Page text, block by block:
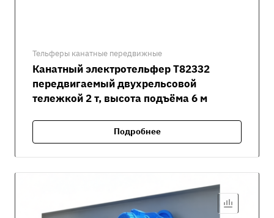
Тельферы канатные передвижные
Канатный электротельфер Т82332
передвигаемый двухрельсовой
тележкой 2 т, высота подъёма 6 м
Подробнее